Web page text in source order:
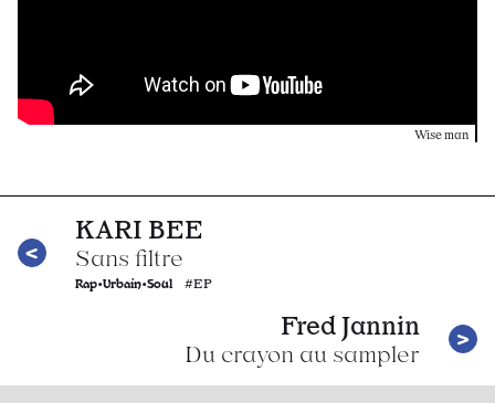
Wise man
KARI BEE
Sans filtre
Rap•Urbain•Soul #EP
Fred Jannin
Du crayon au sampler